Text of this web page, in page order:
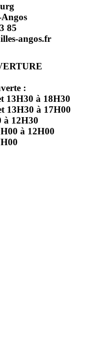
85
angos.fr
:
13H30 à 18H30
13H30 à 17H00
à 12H30
à 12H00